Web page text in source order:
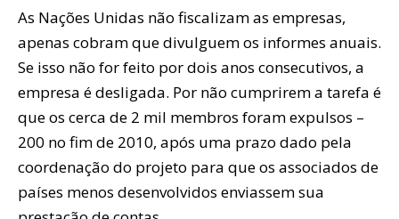
As Nações Unidas não fiscalizam as empresas,
apenas cobram que divulguem os informes anuais.
Se isso não for feito por dois anos consecutivos, a
empresa é desligada. Por não cumprirem a tarefa é
que os cerca de 2 mil membros foram expulsos –
200 no fim de 2010, após uma prazo dado pela
coordenação do projeto para que os associados de
países menos desenvolvidos enviassem sua